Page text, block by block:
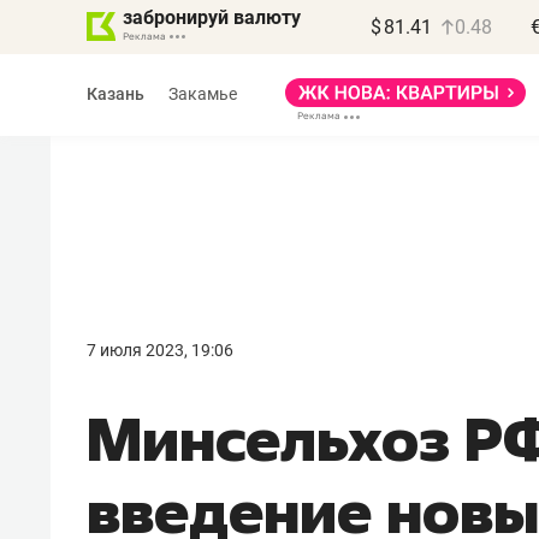
забронируй валюту $ 81.41 0.48
Казань Закамье
7 июля 2023, 19:06
Минсельхоз
введение
правил, бизнес может
потерять минимум